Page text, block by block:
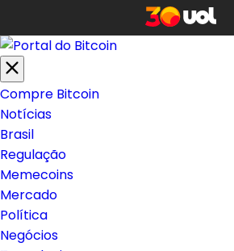
Compre Bitcoin
Notícias
Brasil
Regulação
Memecoins
Mercado
Política
Negócios